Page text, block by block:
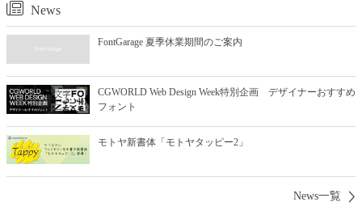
News
FontGarage 夏季休業期間のご案内
CGWORLD Web Design Week特別企画 デザイナーおすすめ
フォント
モトヤ新書体「モトヤタッピー2」
News一覧